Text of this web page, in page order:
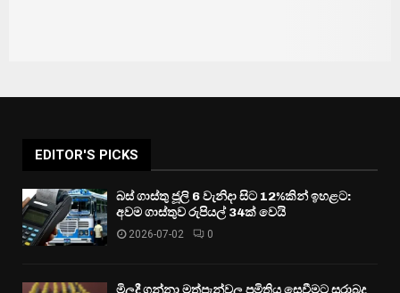
EDITOR'S PICKS
බස් ගාස්තු ජූලි 6 වැනිදා සිට 12%කින් ඉහළට:
අවම ගාස්තුව රුපියල් 34ක් වෙයි
2026-07-02 0
මිලදී ගන්නා මත්පැන්වල ප්‍රමිතිය සෙවීමට සුරාබදු